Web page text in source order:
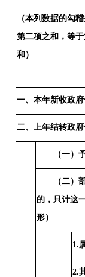
（本列数据的勾
第二项之和，等
和）
一、本年新收政
二、上年结转政
（一）
（二）
的，只计这
形）
1.
2.